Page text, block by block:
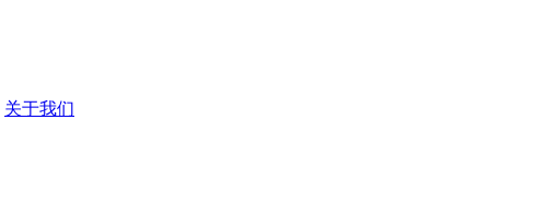
关于我们